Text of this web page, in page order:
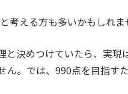
考える方も多いかもしれま
決めつけていたら、実現
ん。では、990点を目指す